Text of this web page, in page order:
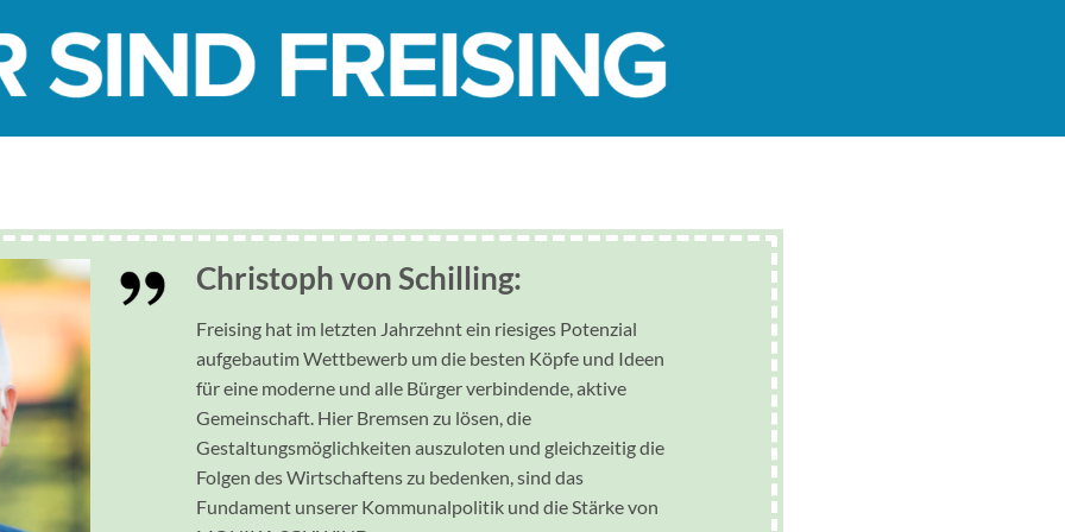
Christoph von Schilling:
Freising hat im letzten Jahrzehnt ein riesiges Potenzial
aufgebautim Wettbewerb um die besten Köpfe und Ideen
für eine moderne und alle Bürger verbindende, aktive
Gemeinschaft. Hier Bremsen zu lösen, die
Gestaltungsmöglichkeiten auszuloten und gleichzeitig die
Folgen des Wirtschaftens zu bedenken, sind das
Fundament unserer Kommunalpolitik und die Stärke von